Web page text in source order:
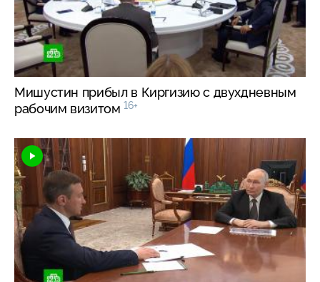
Мишустин прибыл в Киргизию с двухдневным
рабочим визитом 16+